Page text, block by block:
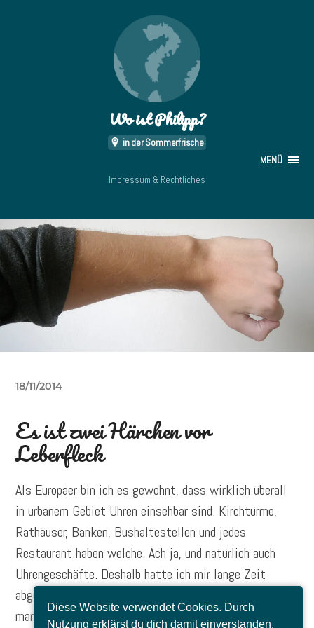
Diese Website verwendet Cookies. Durch
Nutzung erklärst du dich damit einverstanden.
Wo ist Philipp?
in der Sommerfrische
MENÜ
Impressum & Rechtliches
18/11/2014
Es ist zwei Härchen vor
Leberfleck
Als Europäer bin ich es gewohnt, dass wirklich überall
in urbanem Gebiet Uhren einsehbar sind. Kirchtürme,
Rathäuser, Banken, Bushaltestellen und jedes
Restaurant haben welche. Ach ja, und natürlich auch
Uhrengeschäfte. Deshalb hatte ich mir lange Zeit
abgewöhnt, überhaupt eine Uhr bei mir zu haben, denn
man hat für gewöhnlich ja eh auch noch sein Handy